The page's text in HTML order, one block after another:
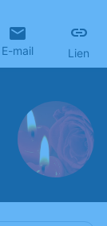
E-mail Lien